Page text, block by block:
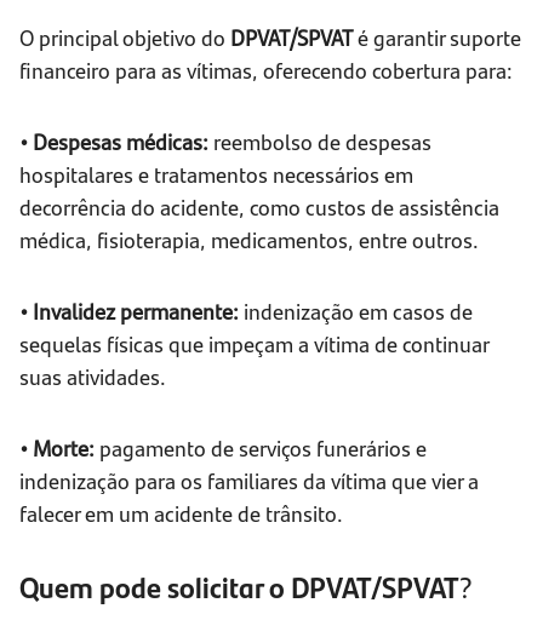
O principal objetivo do DPVAT/SPVATé garantir suporte
financeiro para as vítimas, oferecendo cobertura para:
• Despesas médicas: reembolso de despesas
hospitalares e tratamentos necessários em
decorrência do acidente, como custos de assistência
médica, fisioterapia, medicamentos, entre outros.
• Invalidez permanente: indenização em casos de
sequelas físicas que impeçam a vítima de continuar
suas atividades.
• Morte: pagamento de serviços funerários e
indenização para os familiares da vítima que vier a
falecer em um acidente de trânsito.
Quem pode solicitar o DPVAT/SPVAT?